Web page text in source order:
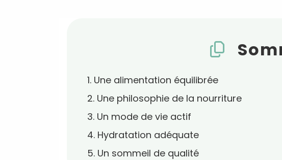
1. Une alimentation équilibrée
2. Une philosophie de la nourriture
3. Un mode de vie actif
4. Hydratation adéquate
5. Un sommeil de qualité